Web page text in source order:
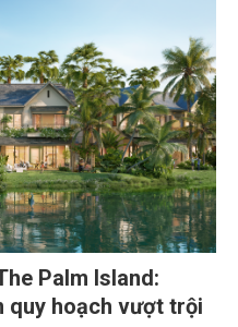
Palm Island:
quy hoạch vượt trội